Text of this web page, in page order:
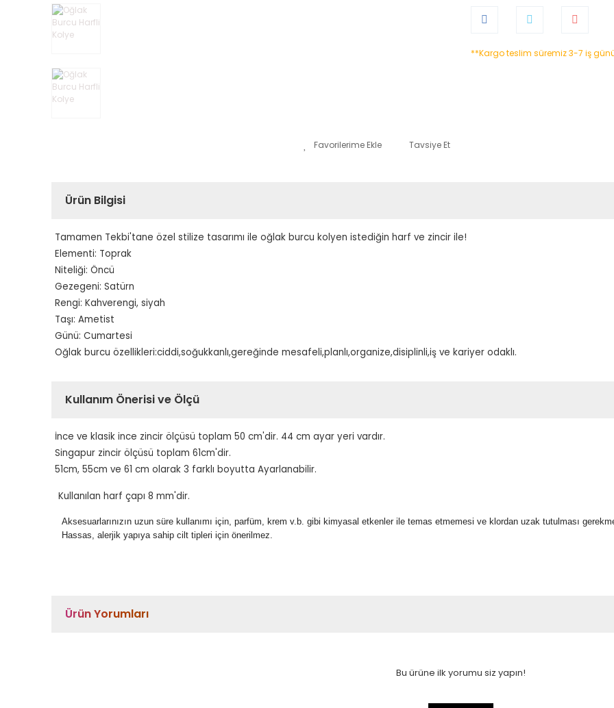
Tavsiye Et
**Kargo teslim süremiz 3-7 iş
Ürün Bilgisi
Tamamen Tekbi'tane özel stilize tasarımı ile oğlak burcu kolyen istediğin harf ve zincir ile!
Elementi: Toprak
Niteliği: Öncü
Gezegeni: Satürn
Rengi: Kahverengi, siyah
Taşı: Ametist
Günü: Cumartesi
Oğlak burcu özellikleri:ciddi,soğukkanlı,gereğinde mesafeli,planlı,organize,disiplinli,iş ve kariyer odaklı.
Kullanım Önerisi ve Ölçü
İnce ve klasik ince zincir ölçüsü toplam 50 cm'dir. 44 cm ayar yeri vardır.
Singapur zincir ölçüsü toplam 61cm'dir.
51cm, 55cm ve 61 cm olarak 3 farklı boyutta Ayarlanabilir.
Kullanılan harf çapı 8 mm'dir.
Aksesuarlarınızın uzun süre kullanımı için, parfüm, krem v.b. gibi kimyasal etkenler ile temas etmemesi ve klordan uzak tutulması
Hassas, alerjik yapıya sahip cilt tipleri için önerilmez.
Ürün Yorumları
Bu ürüne ilk yorumu siz yapın!